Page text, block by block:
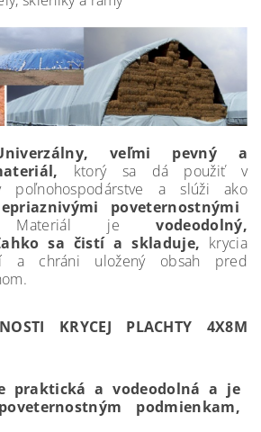
veľmi pevný a
ktorý sa dá použiť v
poľnohospodárstve a slúži ako
poveternostnými
Materiál jevodeodolný,
sa čistí a skladuje, krycia
a chráni uložený obsah pred
KRYCEJ PLACHTY 4X8M
praktická a vodeodolná a je
podmienkam,